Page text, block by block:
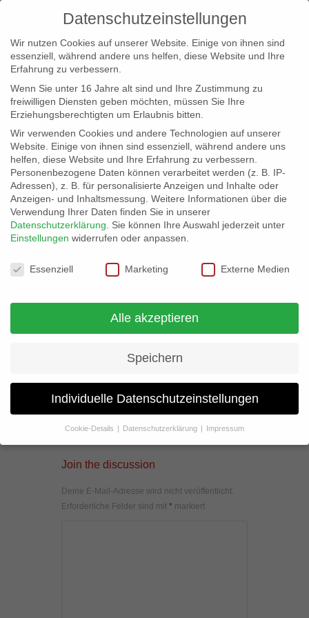
info@erfolgreich-events.de
+4940 46 777 230
06055_05
Join the discussion
Deine E-Mail-Adresse wird nicht veröffentlicht.
Erforderliche Felder sind mit * markiert
Datenschutzeinstellungen
Wir nutzen Cookies auf unserer Website. Einige von ihnen sind
essenziell, während andere uns helfen, diese Website und Ihre
Erfahrung zu verbessern.
Wenn Sie unter 16 Jahre alt sind und Ihre Zustimmung zu
freiwilligen Diensten geben möchten, müssen Sie Ihre
Erziehungsberechtigten um Erlaubnis bitten.
Wir verwenden Cookies und andere Technologien auf unserer
Website. Einige von ihnen sind essenziell, während andere uns
helfen, diese Website und Ihre Erfahrung zu verbessern.
Personenbezogene Daten können verarbeitet werden (z. B. IP-
Adressen), z. B. für personalisierte Anzeigen und Inhalte oder
Anzeigen- und Inhaltsmessung. Weitere Informationen über die
Verwendung Ihrer Daten finden Sie in unserer
Datenschutzerklärung
Sie können Ihre Auswahl jederzeit unter
Einstellungen widerrufen oder anpassen.
Datenschutzeinstellungen
Essenziell Marketing Externe Medien
Alle akzeptieren
Speichern
Individuelle Datenschutzeinstellungen
Cookie-Details Datenschutzerklärung Impressum
Datenschutzeinstellungen
Wenn Sie unter 16 Jahre alt sind und Ihre Zustimmung zu
Erziehungsberechtigten um Erlaubnis bitten.
Wir verwenden Cookies und andere Technologien auf unserer